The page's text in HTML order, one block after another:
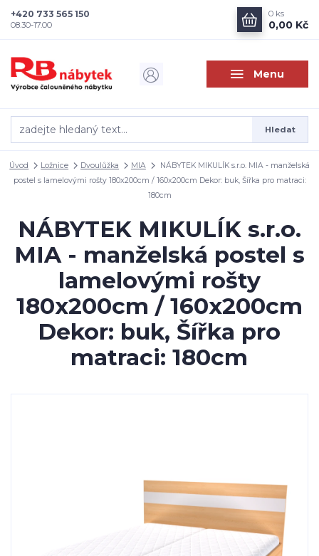
Menu
Hledat
+420 733 565 150
08.30-17.00
0 ks
0,00 Kč
Úvod Ložnice Dvoulůžka MIA
NÁBYTEK MIKULÍK s.r.o. MIA - manželská
postel s lamelovými rošty 180x200cm / 160x200cm Dekor: buk, Šířka pro matraci:
180cm
NÁBYTEK MIKULÍK s.r.o.
MIA - manželská postel s
lamelovými rošty
180x200cm / 160x200cm
Dekor: buk, Šířka pro
matraci: 180cm